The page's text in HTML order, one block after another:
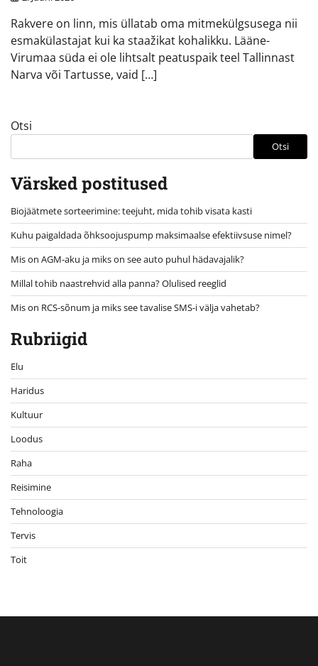
Rakvere on linn, mis üllatab oma mitmekülgsusega nii
esmakülastajat kui ka staažikat kohalikku. Lääne-
Virumaa süda ei ole lihtsalt peatuspaik teel Tallinnast
Narva või Tartusse, vaid […]
Otsi
Otsi
Värsked postitused
Biojäätmete sorteerimine: teejuht, mida tohib visata kasti
Kuhu paigaldada õhksoojuspump maksimaalse efektiivsuse nimel?
Mis on AGM-aku ja miks on see auto puhul hädavajalik?
Millal tohib naastrehvid alla panna? Olulised reeglid
Mis on RCS-sõnum ja miks see tavalise SMS-i välja vahetab?
Rubriigid
Elu
Haridus
Kultuur
Loodus
Raha
Reisimine
Tehnoloogia
Tervis
Toit